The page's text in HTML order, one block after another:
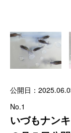
公開日：
No.1
いづもナン